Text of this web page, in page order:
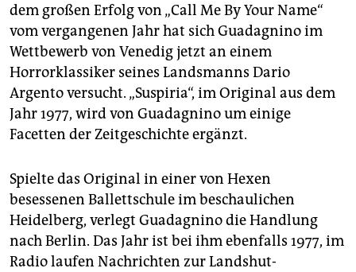
dem großen Erfolg von „Call Me By Your Name“
vom vergangenen Jahr hat sich Guadagnino im
Wettbewerb von Venedig jetzt an einem
Horrorklassiker seines Landsmanns Dario
Argento versucht. „Suspiria“, im Original aus dem
Jahr 1977, wird von Guadagnino um einige
Facetten der Zeitgeschichte ergänzt.
Spielte das Original in einer von Hexen
besessenen Ballettschule im beschaulichen
Heidelberg, verlegt Guadagnino die Handlung
nach Berlin. Das Jahr ist bei ihm ebenfalls 1977, im
Radio laufen Nachrichten zur Landshut-